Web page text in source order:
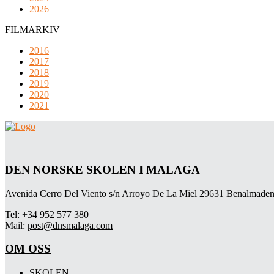
2026
FILMARKIV
2016
2017
2018
2019
2020
2021
DEN NORSKE SKOLEN I MALAGA
Avenida Cerro Del Viento s/n Arroyo De La Miel 29631
Tel: +34 952 577 380
Mail: post@dnsmalaga.com
OM OSS